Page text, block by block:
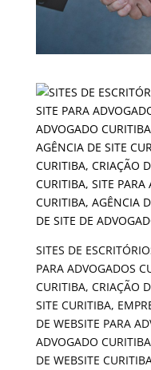
SITES DE
PARA ADVOGADOS
CURITIBA, CRIAÇÃO
SITE CURITIBA,
DE WEBSITE PARA
ADVOGADO
DE WEBSITE